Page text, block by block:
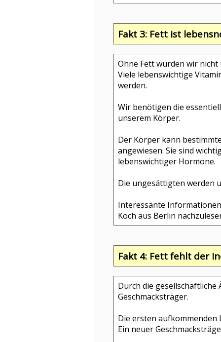
Fakt 3: Fett ist
Ohne Fett würden wir nicht
Viele lebenswichtige
werden.
Wir benötigen die
unserem Körper.
Der Körper kann
angewiesen. Sie sind
lebenswichtiger Hormone.
Die ungesättigten werden
Interessante
Koch aus Berlin
Fakt 4: Fett fehlt der
Durch die
Geschmacksträger.
Die ersten aufkommenden
Ein neuer